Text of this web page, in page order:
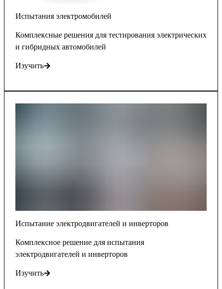
Испытания электромобилей
Комплексные решения для тестирования электрических
и гибридных автомобилей
Изучить
Испытание электродвигателей и инверторов
Комплексное решение для испытания
электродвигателей и инверторов
Изучить